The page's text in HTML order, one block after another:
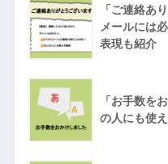
「ご連絡あ
メールには
表現も紹介
「お手数を
の人にも使